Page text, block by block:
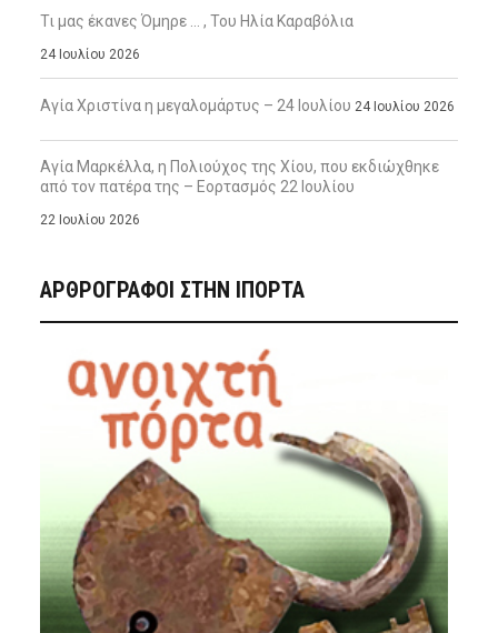
Τι μας έκανες Όμηρε … , Του Ηλία Καραβόλια
24 Ιουλίου 2026
Αγία Χριστίνα η μεγαλομάρτυς – 24 Ιουλίου 24 Ιουλίου 2026
Αγία Μαρκέλλα, η Πολιούχος της Χίου, που εκδιώχθηκε
από τον πατέρα της – Εορτασμός 22 Ιουλίου
22 Ιουλίου 2026
ΑΡΘΡΟΓΡΑΦΟΙ ΣΤΗΝ IΠΟΡΤΑ